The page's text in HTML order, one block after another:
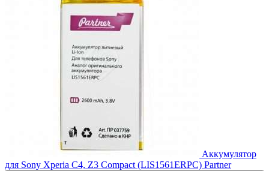
Аккумулятор
для Sony Xperia C4, Z3 Compact (LIS1561ERPC) Partner